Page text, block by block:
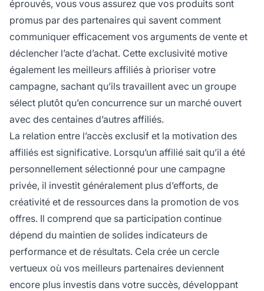
éprouvés, vous vous assurez que vos produits sont
promus par des partenaires qui savent comment
communiquer efficacement vos arguments de vente et
déclencher l’acte d’achat. Cette exclusivité motive
également les meilleurs affiliés à prioriser votre
campagne, sachant qu’ils travaillent avec un groupe
sélect plutôt qu’en concurrence sur un marché ouvert
avec des centaines d’autres affiliés.
La relation entre l’accès exclusif et la motivation des
affiliés est significative. Lorsqu’un affilié sait qu’il a été
personnellement sélectionné pour une campagne
privée, il investit généralement plus d’efforts, de
créativité et de ressources dans la promotion de vos
offres. Il comprend que sa participation continue
dépend du maintien de solides indicateurs de
performance et de résultats. Cela crée un cercle
vertueux où vos meilleurs partenaires deviennent
encore plus investis dans votre succès, développant